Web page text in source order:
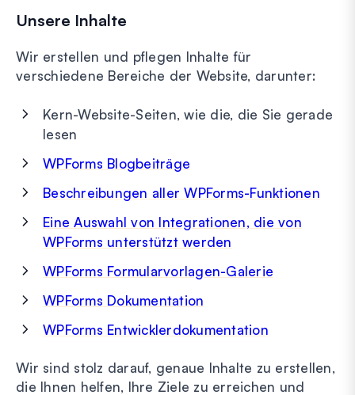
Unsere Inhalte
Wir erstellen und pflegen Inhalte für
verschiedene Bereiche der Website, darunter:
Kern-Website-Seiten, wie die, die Sie gerade
lesen
WPForms Blogbeiträge
Beschreibungen aller WPForms-Funktionen
Eine Auswahl von Integrationen, die von
WPForms unterstützt werden
WPForms Formularvorlagen-Galerie
WPForms Dokumentation
WPForms Entwicklerdokumentation
Wir sind stolz darauf, genaue Inhalte zu erstellen,
die Ihnen helfen, Ihre Ziele zu erreichen und